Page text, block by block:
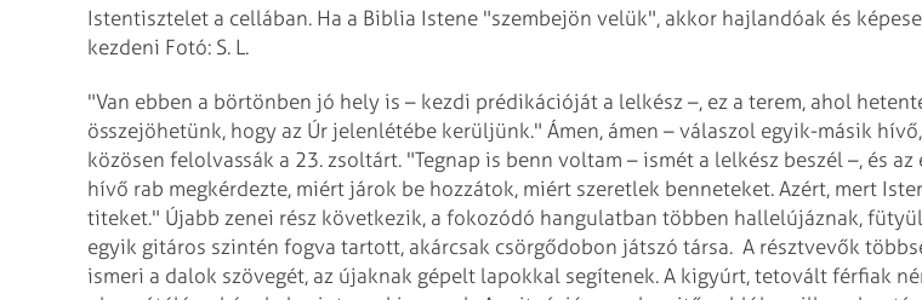
Istentisztelet a cellában. Ha a Biblia Istene "szembejön velük", akkor hajlandóak és
kezdeni Fotó: S. L.
"Van ebben a börtönben jó hely is – kezdi prédikációját a lelkész –, ez a terem, ahol
összejöhetünk, hogy az Úr jelenlétébe kerüljünk." Ámen, ámen – válaszol egyik-másik
közösen felolvassák a 23. zsoltárt. "Tegnap is benn voltam – ismét a lelkész beszél –, és az
hívő rab megkérdezte, miért járok be hozzátok, miért szeretlek benneteket. Azért, mert
titeket." Újabb zenei rész következik, a fokozódó hangulatban többen hallelújáznak,
egyik gitáros szintén fogva tartott, akárcsak csörgődobon játszó társa. A résztvevők
ismeri a dalok szövegét, az újaknak gépelt lapokkal segítenek. A kigyúrt, tetovált férfiak